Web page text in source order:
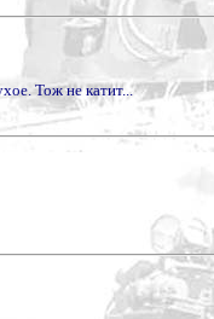
Тож не катит...